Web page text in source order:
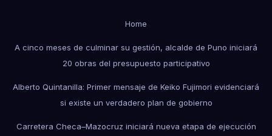
Home
A cinco meses de culminar su gestión, alcalde de Puno iniciará
20 obras del presupuesto participativo
Alberto Quintanilla: Primer mensaje de Keiko Fujimori evidenciará
si existe un verdadero plan de gobierno
Carretera Checa–Mazocruz iniciará nueva etapa de ejecución